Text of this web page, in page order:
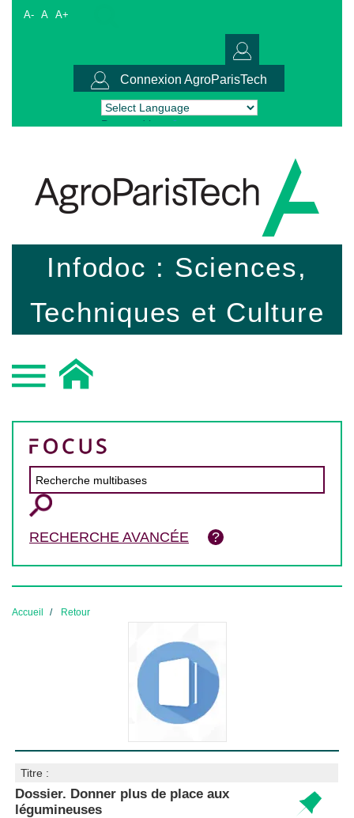
A- A A+
Connexion AgroParisTech
Powered by Translate
Infodoc : Sciences,
Techniques et Culture
RECHERCHE AVANCÉE
Accueil Retour
Titre :
Dossier. Donner plus de place aux
légumineuses